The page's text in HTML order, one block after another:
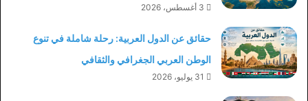
3 أغسطس، 2026
حقائق عن الدول العربية: رحلة شاملة في تنوع
الوطن العربي الجغرافي والثقافي
31 يوليو، 2026